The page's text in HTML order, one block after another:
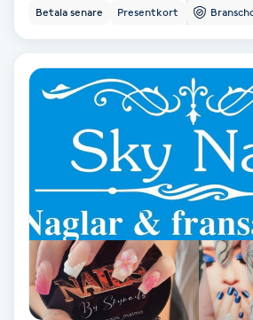
Föning
Gel naglar
Gelenaglar
Gellack
Gellack med förstärkning
Betala senare Presentkort